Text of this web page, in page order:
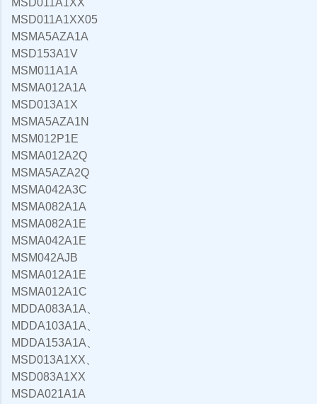
MSD011A1XX
MSD011A1XX05
MSMA5AZA1A
MSD153A1V
MSM011A1A
MSMA012A1A
MSD013A1X
MSMA5AZA1N
MSM012P1E
MSMA012A2Q
MSMA5AZA2Q
MSMA042A3C
MSMA082A1A
MSMA082A1E
MSMA042A1E
MSM042AJB
MSMA012A1E
MSMA012A1C
MDDA083A1A、
MDDA103A1A、
MDDA153A1A、
MSD013A1XX、
MSD083A1XX
MSDA021A1A